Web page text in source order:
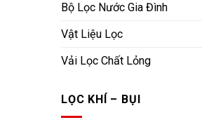
Bộ Lọc Nước Gia Đình
Vật Liệu Lọc
Vải Lọc Chất Lỏng
LỌC KHÍ – BỤI